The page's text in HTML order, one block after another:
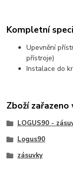
Kompletní
Upevnění
přístroje)
Instalace do
Zboží
LOGUS90 -
Logus90
zásuvky